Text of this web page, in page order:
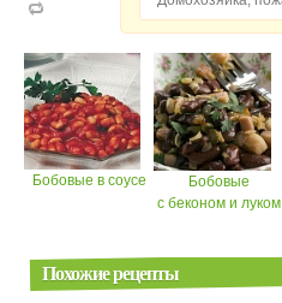
Бобовые в соусе
Бобовые
с беконом и луком
Похожие рецепты